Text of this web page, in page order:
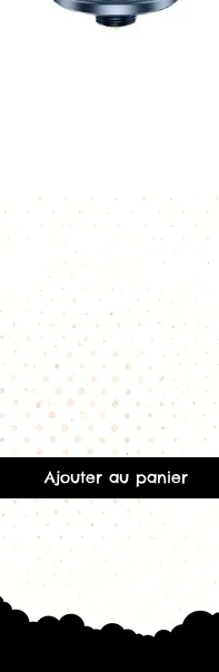
Aperçu rapide
Ajouter au panier